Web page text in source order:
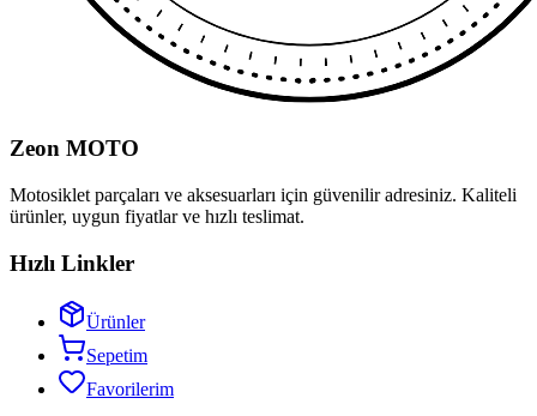
Zeon MOTO
Motosiklet parçaları ve aksesuarları için güvenilir adresiniz. Kaliteli
ürünler, uygun fiyatlar ve hızlı teslimat.
Hızlı Linkler
Ürünler
Sepetim
Favorilerim